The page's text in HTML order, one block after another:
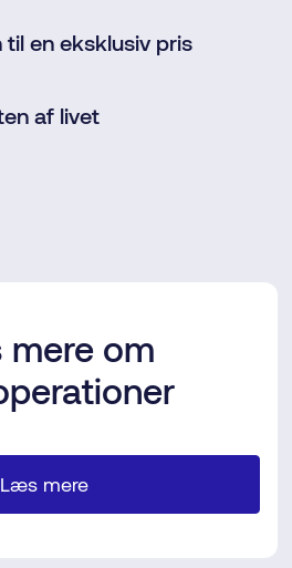
en eksklusiv pris
af livet
om
Læs mere